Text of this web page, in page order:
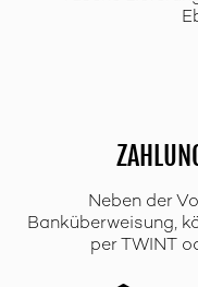
Neben der
Banküberweisung,
per TWINT